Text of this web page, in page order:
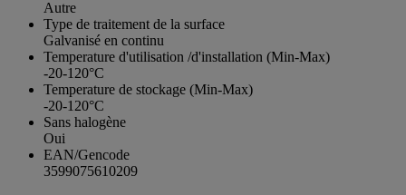
Autre
Type de traitement de la surface
Galvanisé en continu
Temperature d'utilisation /d'installation (Min-Max)
-20-120°C
Temperature de stockage (Min-Max)
-20-120°C
Sans halogène
Oui
EAN/Gencode
3599075610209